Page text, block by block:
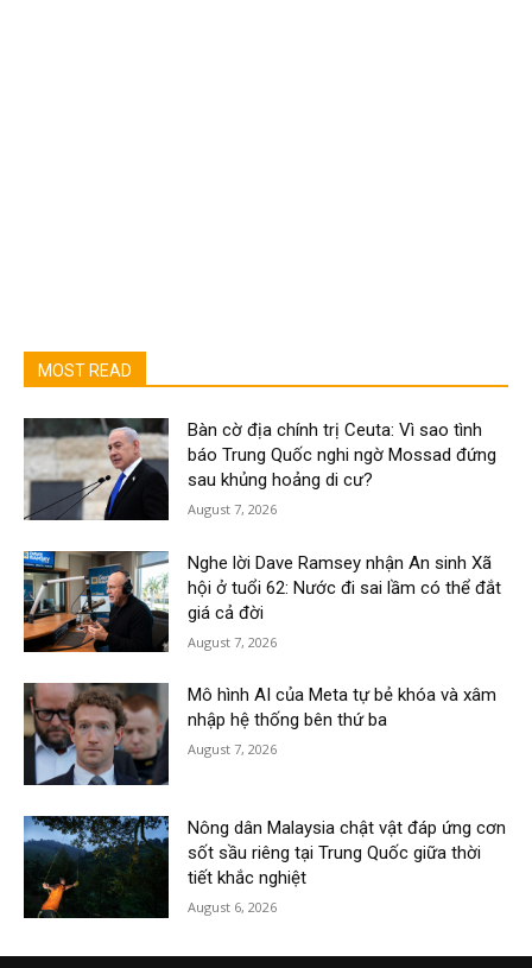
MOST READ
Bàn cờ địa chính trị Ceuta: Vì sao tình
báo Trung Quốc nghi ngờ Mossad đứng
sau khủng hoảng di cư?
August 7, 2026
Nghe lời Dave Ramsey nhận An sinh Xã
hội ở tuổi 62: Nước đi sai lầm có thể đắt
giá cả đời
August 7, 2026
Mô hình AI của Meta tự bẻ khóa và xâm
nhập hệ thống bên thứ ba
August 7, 2026
Nông dân Malaysia chật vật đáp ứng cơn
sốt sầu riêng tại Trung Quốc giữa thời
tiết khắc nghiệt
August 6, 2026